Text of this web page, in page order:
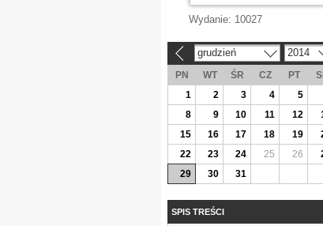
Wydanie: 10027
grudzień 2014
PN WT ŚR CZ PT
1
2 3 4 5
8
9 10 11 12
15
16 17 18 19
22
23 24 25 26
29
30 31
SPIS TREŚCI